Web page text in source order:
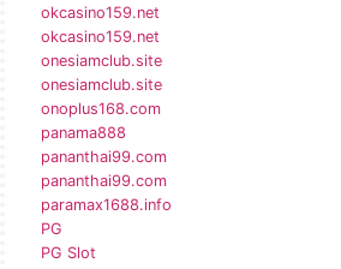
okcasino159.net
okcasino159.net
onesiamclub.site
onesiamclub.site
onoplus168.com
panama888
pananthai99.com
pananthai99.com
paramax1688.info
PG
PG Slot